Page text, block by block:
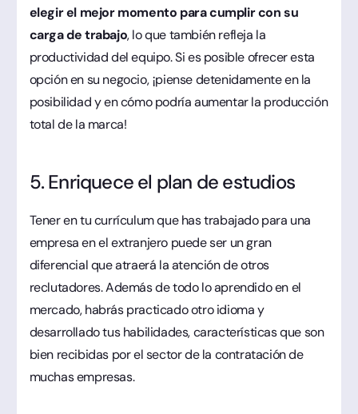
elegir el mejor momento para cumplir con su
carga de trabajo, lo que también refleja la
productividad del equipo. Si es posible ofrecer esta
opción en su negocio, ¡piense detenidamente en la
posibilidad y en cómo podría aumentar la producción
total de la marca!
5. Enriquece el plan de estudios
Tener en tu currículum que has trabajado para una
empresa en el extranjero puede ser un gran
diferencial que atraerá la atención de otros
reclutadores. Además de todo lo aprendido en el
mercado, habrás practicado otro idioma y
desarrollado tus habilidades, características que son
bien recibidas por el sector de la contratación de
muchas empresas.